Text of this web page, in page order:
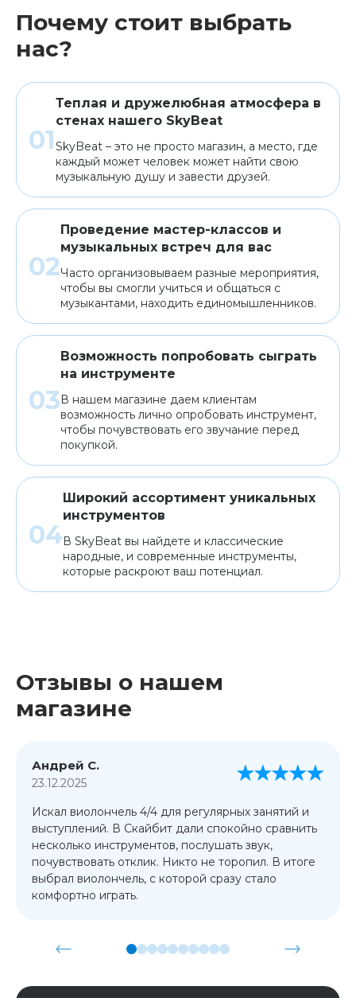
Почему стоит выбрать
нас?
Теплая и дружелюбная атмосфера в
стенах нашего SkyBeat
SkyBeat – это не просто магазин, а место, где
каждый может человек может найти свою
музыкальную душу и завести друзей.
Проведение мастер-классов и
музыкальных встреч для вас
Часто организовываем разные мероприятия,
чтобы вы смогли учиться и общаться с
музыкантами, находить единомышленников.
Возможность попробовать сыграть
на инструменте
В нашем магазине даем клиентам
возможность лично опробовать инструмент,
чтобы почувствовать его звучание перед
покупкой.
Широкий ассортимент уникальных
инструментов
В SkyBeat вы найдете и классические
народные, и современные инструменты,
которые раскроют ваш потенциал.
Отзывы о нашем
магазине
Андрей С.
23.12.2025
Искал виолончель 4/4 для регулярных занятий и
выступлений. В Скайбит дали спокойно сравнить
несколько инструментов, послушать звук,
почувствовать отклик. Никто не торопил. В итоге
выбрал виолончель, с которой сразу стало
комфортно играть.